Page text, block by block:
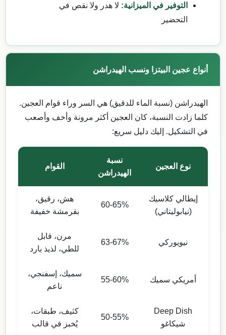
التوفير في الميزانية: لا هدر ولا نقص في
التحضير
أنواع عجين البيتزا ونسب الهيدراشن
الهيدراشن (نسبة الماء للدقيق) هي السر وراء قوام العجين.
كلما زادت النسبة، كان العجين أكثر مرونة وأخف وأصعب
في التشكيل. إليك دليل سريع:
نوع العجين
نسبة
الهيدراشن
القوام
إيطالي كلاسيك
(نيابوليتاني)
60-65%
هش، رقيق،
بقرمشة خفيفة
نيويوركي 63-67%
مرن، قابل
للطي، لذيذ بارد
أمريكي سميك 55-60%
سميك، إسفنجي،
ناعم
Deep Dish
شيكاغو
50-55%
كثيف، طبقات،
يُخبز في قالب